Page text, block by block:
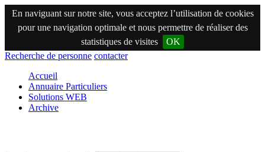
En naviguant sur notre site, vous acceptez l’utilisation de cookies
pour une navigation optimale et nous permettre de réaliser des
statistiques de visites
OK
Recherche de personne contacter
Accueil
Annuaire Particuliers
Solutions WEB
Archive